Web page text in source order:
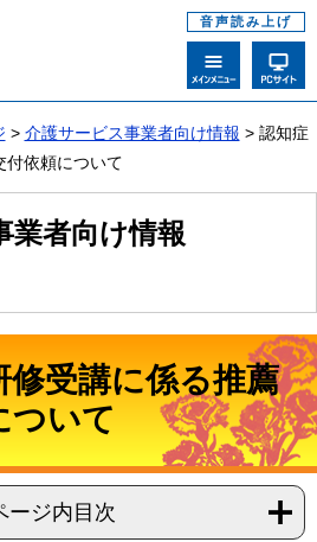
音声読み上げ
> 介護サービス事業者向け情報 > 認知症
付依頼について
業者向け情報
修受講に係る推薦
ついて
ージ内目次